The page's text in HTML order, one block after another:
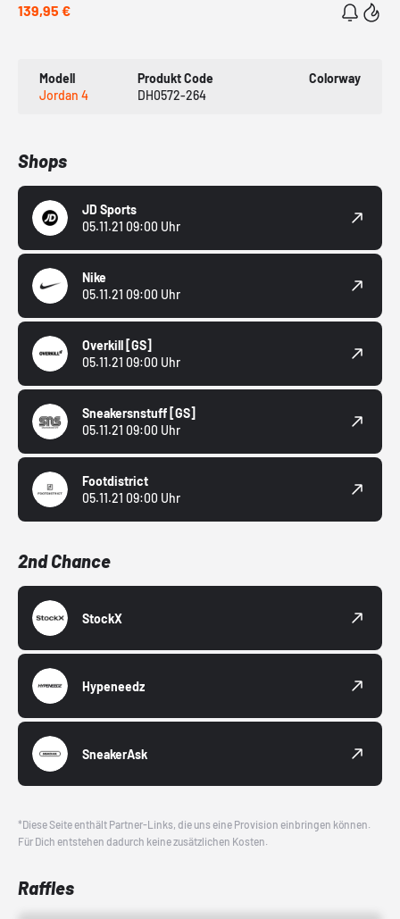
139,95 €
Modell
Jordan 4
Produkt Code
DH0572-264
Colorway
Shops
JD Sports
05.11.21 09:00 Uhr
Nike
05.11.21 09:00 Uhr
Overkill [GS]
05.11.21 09:00 Uhr
Sneakersnstuff [GS]
05.11.21 09:00 Uhr
Footdistrict
05.11.21 09:00 Uhr
2nd Chance
StockX
Hypeneedz
SneakerAsk
*Diese Seite enthält Partner-Links, die uns eine Provision einbringen können.
Für Dich entstehen dadurch keine zusätzlichen Kosten.
Raffles